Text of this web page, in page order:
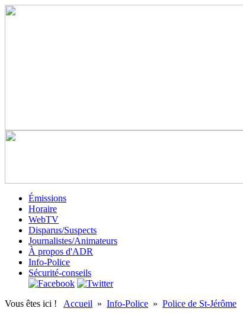
Émissions
Horaire
WebTV
Disparus/Suspects
Journalistes/Animateurs
À propos d'ADR
Info-Police
Sécurité-conseils
Vous êtes ici ! Accueil » Info-Police » Police de St-Jérôme